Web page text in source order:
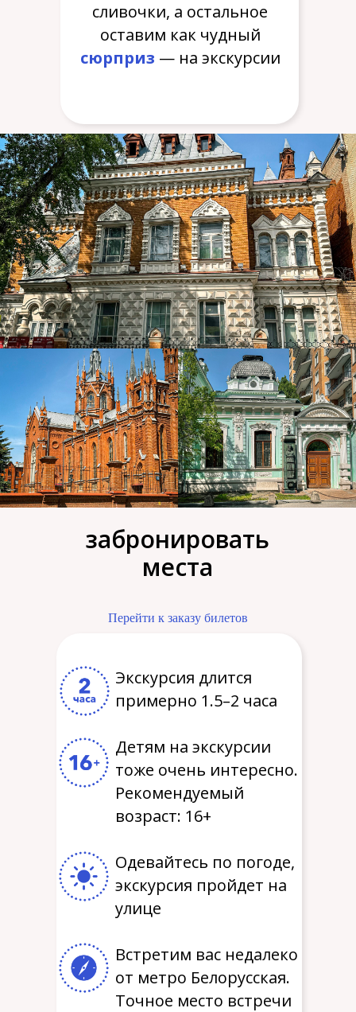
сливочки, а остальное
оставим как чудный
сюрприз — на экскурсии
забронировать
места
Перейти к заказу билетов
Экскурсия длится
примерно 1.5–2 часа
Детям на экскурсии
тоже очень интересно.
Рекомендуемый
возраст: 16+
Одевайтесь по погоде,
экскурсия пройдет на
улице
Встретим вас недалеко
от метро Белорусская.
Точное место встречи